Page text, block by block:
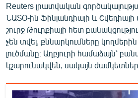
ԲԱՆԱՎԵՃ
ՁԳՏԵԼՈՎ ԼԱՎԱԳՈՒՅՆԻՆ
ՓՈԴՔԱՍԹ
Հայերեն
English
Reuters լրատվական
ՆԱՏՕ-ին Ֆինլանդիայի և
շուրջ Թուրքիայի հետ
չեն տվել, քննարկումները
լուծմանը։ Աղբյուրի համաձայն՝
կշարունակվեն, սակայն